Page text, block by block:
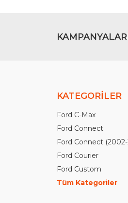
KATEGORİLER
Ford C-Max
Ford Connect
Ford Connect
Ford Courier
Ford Custom
Tüm Kategoriler